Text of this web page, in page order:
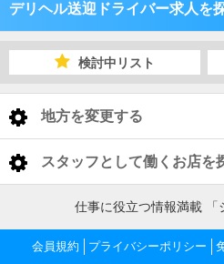
デリヘル送迎ドライバー求人を
福岡県
福岡市 デリヘル送迎ドライ
北九州
佐賀市長崎県 デリヘル送迎ドライ
検討中リスト
地方を変更する
< 全国トップ
北海道 男性高収入
東北 男性高収入
スタッフとして働くお店を
福岡県
福岡 男性高収入
佐賀県
仕事に役立つ情報満載 「
会員規約 プライバシーポリシー